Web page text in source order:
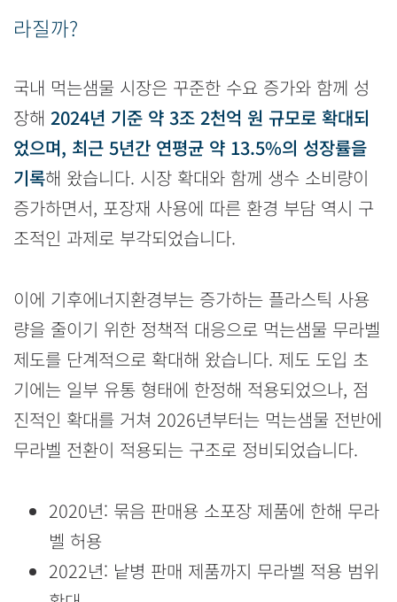
라질까?
국내 먹는샘물 시장은 꾸준한 수요 증가와 함께 성
장해 2024년 기준 약 3조 2천억 원 규모로 확대되
었으며, 최근 5년간 연평균 약 13.5%의 성장률을
기록해 왔습니다. 시장 확대와 함께 생수 소비량이
증가하면서, 포장재 사용에 따른 환경 부담 역시 구
조적인 과제로 부각되었습니다.
이에 기후에너지환경부는 증가하는 플라스틱 사용
량을 줄이기 위한 정책적 대응으로 먹는샘물 무라벨
제도를 단계적으로 확대해 왔습니다. 제도 도입 초
기에는 일부 유통 형태에 한정해 적용되었으나, 점
진적인 확대를 거쳐 2026년부터는 먹는샘물 전반에
무라벨 전환이 적용되는 구조로 정비되었습니다.
2020년: 묶음 판매용 소포장 제품에 한해 무라
벨 허용
2022년: 낱병 판매 제품까지 무라벨 적용 범위